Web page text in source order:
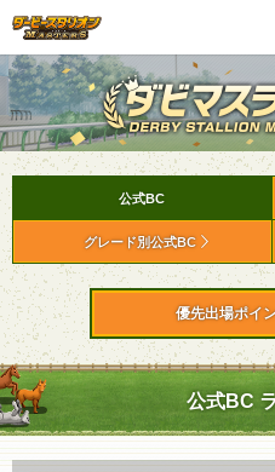
公式BC
グレード別公式BC
優先出場ポイ
公式BC